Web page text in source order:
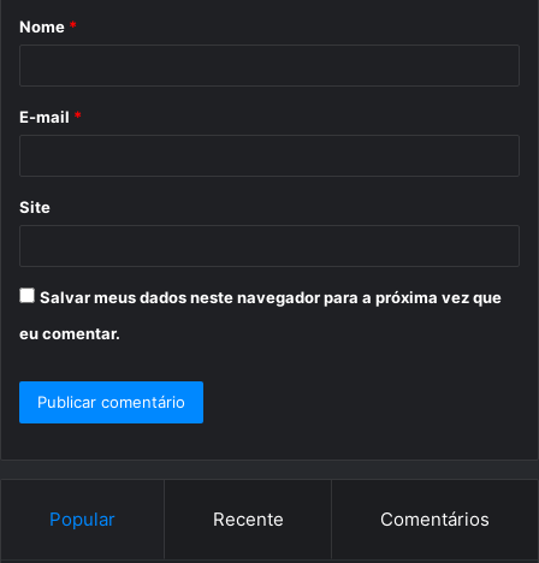
r
Nome *
E-mail *
Site
Salvar meus dados neste navegador para a próxima vez que
eu comentar.
Popular Recente Comentários